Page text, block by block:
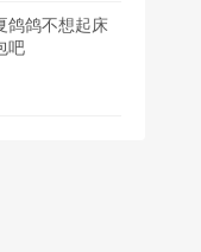
鸽鸽不想起床
吧